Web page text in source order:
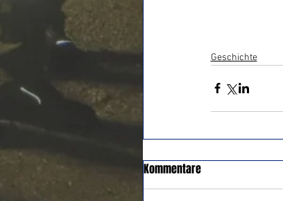
Geschichte
Kommentare